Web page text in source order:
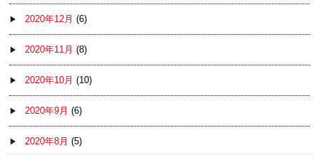
2020年12月 (6)
2020年11月 (8)
2020年10月 (10)
2020年9月 (6)
2020年8月 (5)